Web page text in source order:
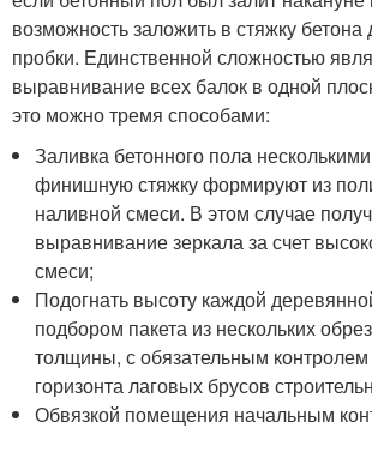
возможность заложить в стяжку
пробки. Единственной сложностью
выравнивание всех балок в одной
это можно тремя способами:
Заливка бетонного пола
финишную стяжку формируют из
наливной смеси. В этом случае
выравнивание зеркала за счет
смеси;
Подогнать высоту каждой
подбором пакета из нескольких
толщины, с обязательным
горизонта лаговых брусов
Обвязкой помещения начальным